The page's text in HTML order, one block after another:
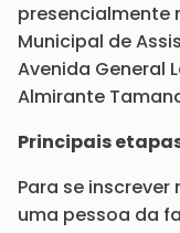
presencialmente
Municipal de
Avenida General
Almirante
Principais
Para se
uma pessoa da